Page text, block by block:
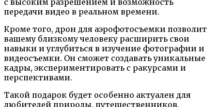
передачи видео в реальном времени.
Кроме того, дрон для аэрофотосъемки позволит
вашему близкому человеку расширить свои
навыки и углубиться в изучение фотографии и
видеосъемки. Он сможет создавать уникальные
кадры, экспериментировать с ракурсами и
перспективами.
Такой подарок будет особенно актуален для
любителей природы, путешественников,